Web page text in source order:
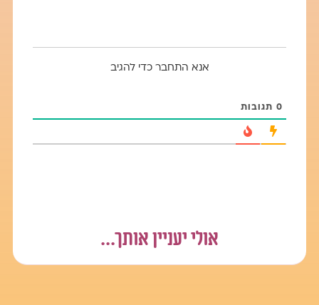
קבלת וסת היא אירוע מאוד מרגש ומחבר אותך להיותך נערה
אנא התחבר כדי להגיב
0תגובות
אולי יעניין אותך...